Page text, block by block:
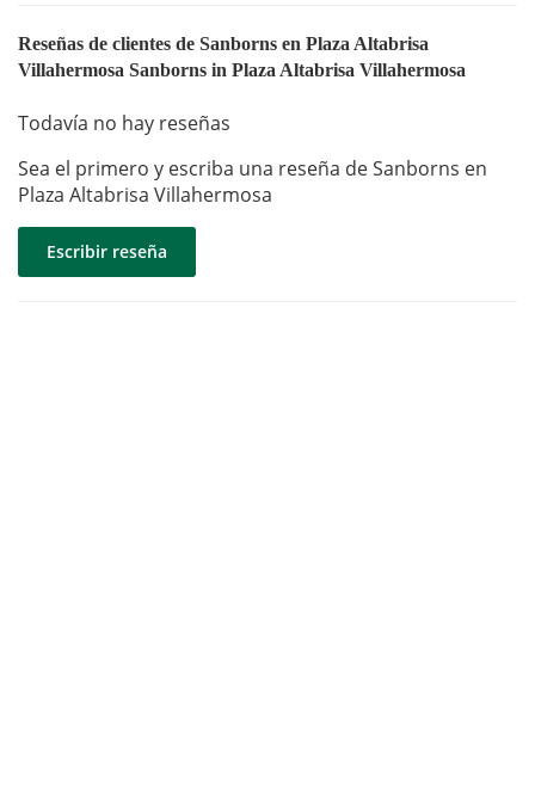
Reseñas de clientes de Sanborns en Plaza Altabrisa
Villahermosa Sanborns in Plaza Altabrisa Villahermosa
Todavía no hay reseñas
Sea el primero y escriba una reseña de Sanborns en
Plaza Altabrisa Villahermosa
Escribir reseña